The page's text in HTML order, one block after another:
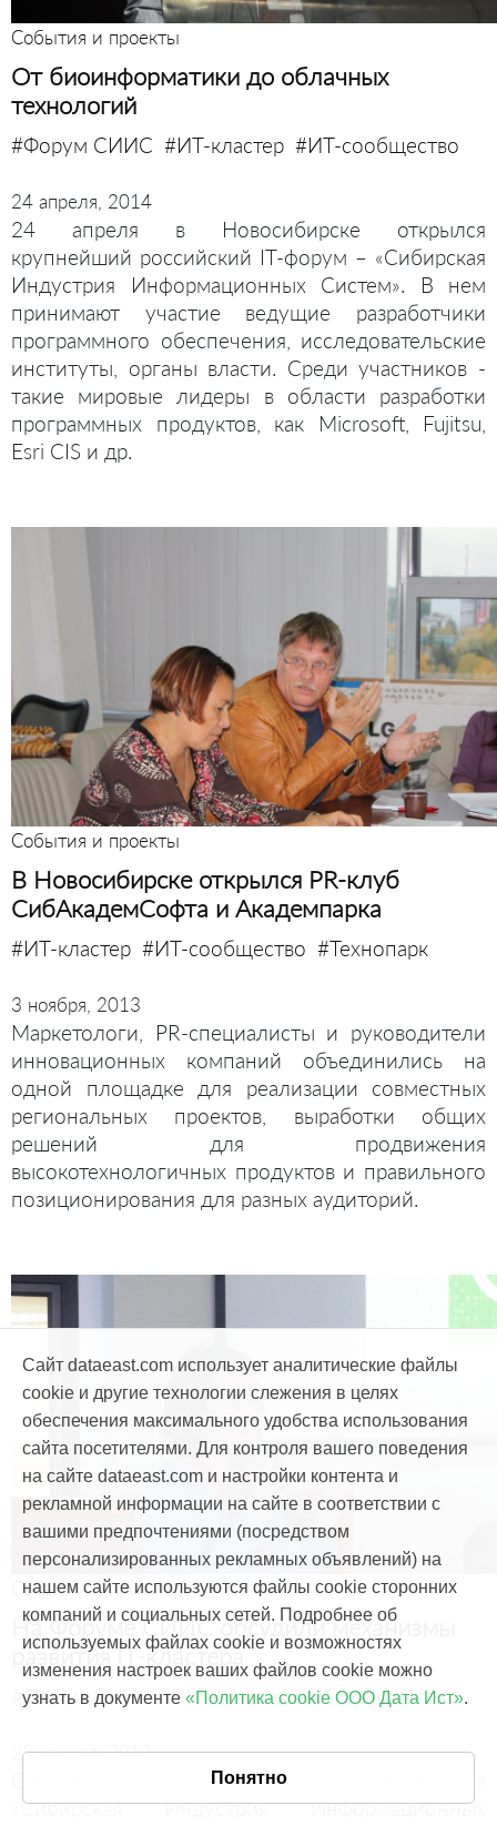
События и проекты
От биоинформатики до облачных
технологий
#Форум СИИС #ИТ-кластер #ИТ-сообщество
24 апреля, 2014
24 апреля в Новосибирске открылся
крупнейший российский IT-форум – «Сибирская
Индустрия Информационных Систем». В нем
принимают участие ведущие разработчики
программного обеспечения, исследовательские
институты, органы власти. Среди участников -
такие мировые лидеры в области разработки
программных продуктов, как Microsoft, Fujitsu,
Esri CIS и др.
События и проекты
В Новосибирске открылся PR-клуб
СибАкадемСофта и Академпарка
#ИТ-кластер #ИТ-сообщество #Технопарк
3 ноября, 2013
Маркетологи, PR-специалисты и руководители
инновационных компаний объединились на
одной площадке для реализации совместных
региональных проектов, выработки общих
решений для продвижения
высокотехнологичных продуктов и правильного
позиционирования для разных аудиторий.
События и проекты
На Форуме СИИС обсудили механизмы
развития IT-кластера
#Форум СИИС #ИТ-кластер #ИТ-сообщество
25 апреля, 2013
Одним из ключевых событий IT-Форума
«Сибирская Индустрия Информационных
Сайт dataeast.com использует аналитические файлы
cookie и другие технологии слежения в целях
обеспечения максимального удобства использования
сайта посетителями. Для контроля вашего поведения
на сайте dataeast.com и настройки контента и
рекламной информации на сайте в соответствии с
вашими предпочтениями (посредством
персонализированных рекламных объявлений) на
нашем сайте используются файлы cookie сторонних
компаний и социальных сетей. Подробнее об
используемых файлах cookie и возможностях
изменения настроек ваших файлов cookie можно
узнать в документе «Политика cookie ООО Дата Ист».
Понятно